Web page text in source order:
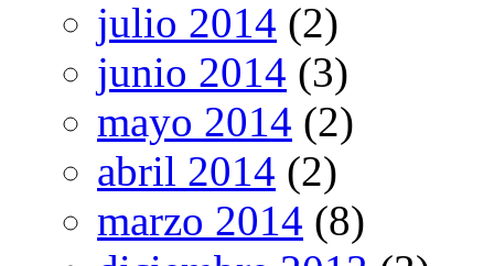
julio 2014 (2)
junio 2014 (3)
mayo 2014 (2)
abril 2014 (2)
marzo 2014 (8)